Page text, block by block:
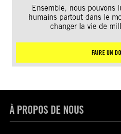
Ensemble, nous pouvons
humains partout dans le
changer la vie de
FAIRE UN
À PROPOS DE NOUS